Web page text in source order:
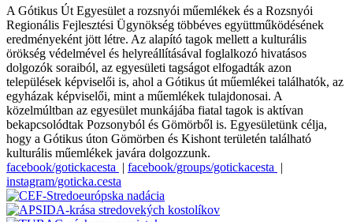
A Gótikus Út Egyesület a rozsnyói műemlékek és a Rozsnyói
Regionális Fejlesztési Ügynökség többéves együttműködésének
eredményeként jött létre. Az alapító tagok mellett a kulturális
örökség védelmével és helyreállításával foglalkozó hivatásos
dolgozók soraiból, az egyesületi tagságot elfogadták azon
települések képviselői is, ahol a Gótikus út műemlékei találhatók, az
egyházak képviselői, mint a műemlékek tulajdonosai. A
közelmúltban az egyesület munkájába fiatal tagok is aktívan
bekapcsolódtak Pozsonyból és Gömörből is. Egyesületünk célja,
hogy a Gótikus úton Gömörben és Kishont területén található
kulturális műemlékek javára dolgozzunk.
facebook/gotickacesta | facebook/groups/gotickacesta |
instagram/goticka.cesta